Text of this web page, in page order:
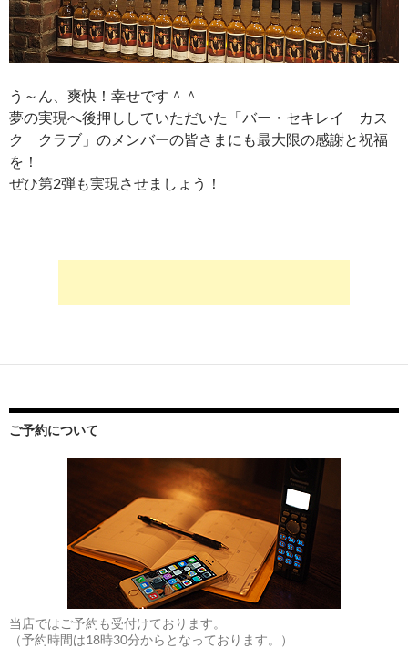
う～ん、爽快！幸せです＾＾
夢の実現へ後押ししていただいた「バー・セキレイ カス
ク クラブ」のメンバーの皆さまにも最大限の感謝と祝福
を！
ぜひ第2弾も実現させましょう！
ご予約について
当店ではご予約も受付けております。
（予約時間は18時30分からとなっております。）